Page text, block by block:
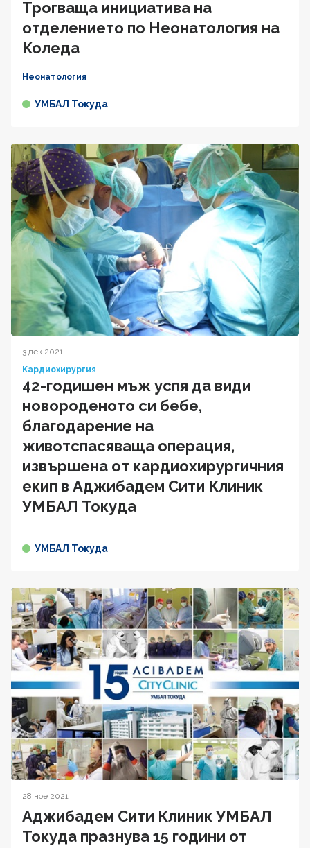
Трогваща инициатива на
отделението по Неонатология на
Коледа
Неонатология
УМБАЛ Токуда
3 дек 2021
Кардиохирургия
42-годишен мъж успя да види
новороденото си бебе,
благодарение на
животспасяваща операция,
извършена от кардиохирургичния
екип в Аджибадем Сити Клиник
УМБАЛ Токуда
УМБАЛ Токуда
28 ное 2021
Аджибадем Сити Клиник УМБАЛ
Токуда празнува 15 години от